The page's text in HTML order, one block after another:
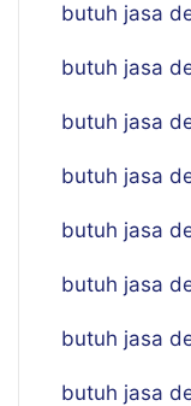
butuh jasa
butuh jasa
butuh jasa
butuh jasa
butuh jasa
butuh jasa
butuh jasa
butuh jasa